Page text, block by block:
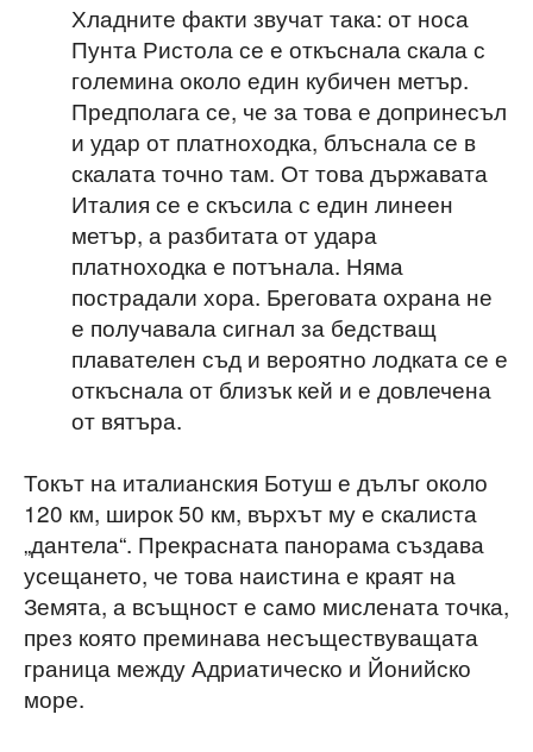
Хладните факти звучат така: от носа
Пунта Ристола се е откъснала скала с
големина около един кубичен метър.
Предполага се, че за това е допринесъл
и удар от платноходка, блъснала се в
скалата точно там. От това държавата
Италия се е скъсила с един линеен
метър, а разбитата от удара
платноходка е потънала. Няма
пострадали хора. Бреговата охрана не
е получавала сигнал за бедстващ
плавателен съд и вероятно лодката се е
откъснала от близък кей и е довлечена
от вятъра.
Токът на италианския Ботуш е дълъг около
120 км, широк 50 км, върхът му е скалиста
„дантела“. Прекрасната панорама създава
усещането, че това наистина е краят на
Земята, а всъщност е само мислената точка,
през която преминава несъществуващата
граница между Адриатическо и Йонийско
море.